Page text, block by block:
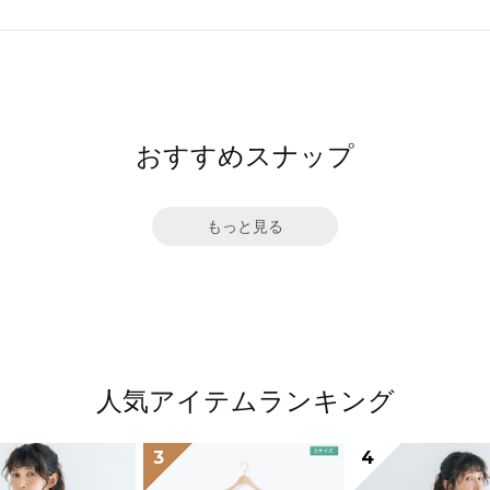
おすすめスナップ
もっと見る
人気アイテムランキング
3 4